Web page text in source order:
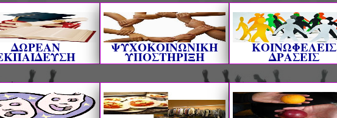
ΔΩΡΕΑΝ ΨΥΧΟΚΟΙΝΩΝΙΚΗ
ΥΠΟΣΤΗΡΙΞΗ
ΚΟΙΝΩΦΕΛΕΙΣ
ΔΡΑΣΕΙΣ